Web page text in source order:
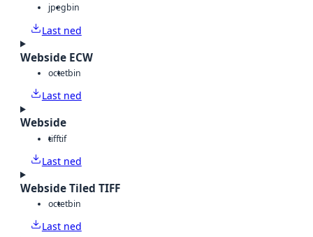
jpegbin
Last ned
Webside ECW
octetbin
Last ned
Webside
tifftif
Last ned
Webside Tiled TIFF
octetbin
Last ned